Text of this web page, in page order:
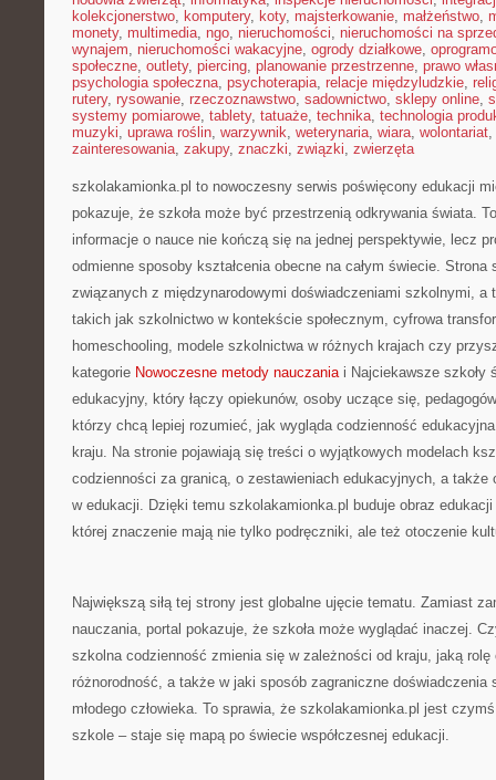
kolekcjonerstwo, komputery, koty, majsterkowanie, małżeństwo,
monety, multimedia, ngo, nieruchomości, nieruchomości na
wynajem, nieruchomości wakacyjne, ogrody działkowe,
społeczne, outlety, piercing, planowanie przestrzenne, prawo
psychologia społeczna, psychoterapia, relacje międzyludzkie,
rutery, rysowanie, rzeczoznawstwo, sadownictwo, sklepy online,
systemy pomiarowe, tablety, tatuaże, technika, technologia
muzyki, uprawa roślin, warzywnik, weterynaria, wiara, wolontariat,
zainteresowania, zakupy, znaczki, związki, zwierzęta
szkolakamionka.pl to nowoczesny serwis poświęcony edukacji
pokazuje, że szkoła może być przestrzenią odkrywania świata.
informacje o nauce nie kończą się na jednej perspektywie, lecz
odmienne sposoby kształcenia obecne na całym świecie.
związanych z międzynarodowymi doświadczeniami szkolnymi, a
takich jak szkolnictwo w kontekście społecznym, cyfrowa
homeschooling, modele szkolnictwa w różnych krajach czy
kategorie Nowoczesne metody nauczaniai Najciekawsze szkoły
edukacyjny, który łączy opiekunów, osoby uczące się,
którzy chcą lepiej rozumieć, jak wygląda codzienność
kraju. Na stronie pojawiają się treści o wyjątkowych modelach
codzienności za granicą, o zestawieniach edukacyjnych, a także
w edukacji. Dzięki temu szkolakamionka.pl buduje obraz
której znaczenie mają nie tylko podręczniki, ale też otoczenie
Największą siłą tej strony jest globalne ujęcie tematu. Zamiast
nauczania, portal pokazuje, że szkoła może wyglądać inaczej.
szkolna codzienność zmienia się w zależności od kraju, jaką rolę
różnorodność, a także w jaki sposób zagraniczne doświadczenia
młodego człowieka. To sprawia, że szkolakamionka.pl jest
szkole – staje się mapą po świecie współczesnej edukacji.